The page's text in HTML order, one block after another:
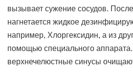
вызывает сужение сосудов.
нагнетается жидкое
например, Хлоргексидин, а из
помощью специального аппарата.
верхнечелюстные синусы